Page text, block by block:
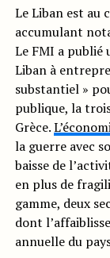
Le Liban est au
accumulant
Le FMI a publié
Liban à
substantiel »
publique, la
Grèce.
la guerre avec
baisse de
en plus de
gamme, deux
dont
annuelle du